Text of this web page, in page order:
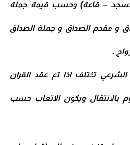
– قاعة) وحسب قيمة جملة
و مقدم الصداق و جملة الصداق
.
تختلف اذا تم عقد القران
بالانتقال ويكون الاتعاب حسب